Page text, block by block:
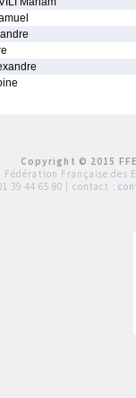
Copyright © 2015
Fédération Française des
39 44 65 80 | contact :